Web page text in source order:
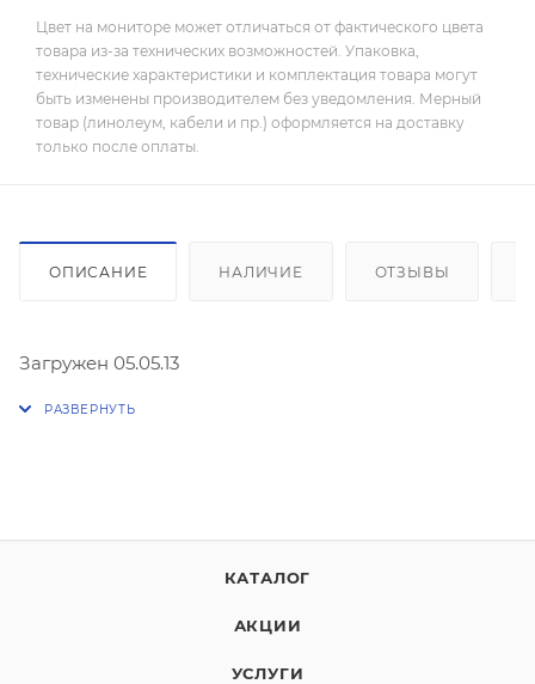
Цвет на мониторе может отличаться от фактического цвета
товара из-за технических возможностей. Упаковка,
технические характеристики и комплектация товара могут
быть изменены производителем без уведомления. Мерный
товар (линолеум, кабели и пр.) оформляется на доставку
только после оплаты.
ОПИСАНИЕ НАЛИЧИЕ ОТЗЫВЫ
Загружен 05.05.13
КАТАЛОГ
АКЦИИ
УСЛУГИ